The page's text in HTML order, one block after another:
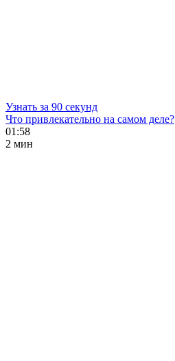
Узнать за 90 секунд
Что привлекательно на самом деле?
01:58
2 мин